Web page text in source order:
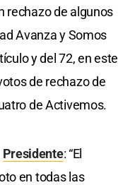
rechazo de algunos
Avanza y Somos
y del 72, en este
de rechazo de
de Activemos.
Presidente: “El
en todas las